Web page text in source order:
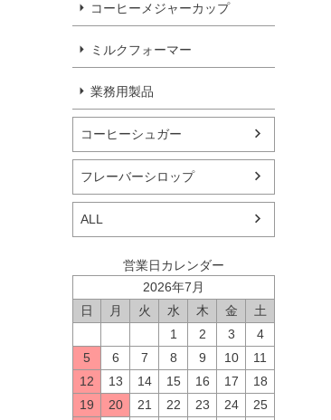
コーヒーメジャーカップ
ミルクフォーマー
業務用製品
コーヒーシュガー
フレーバーシロップ
ALL
営業日カレンダー
2026年7月
日
月 火 水 木 金
土
1
2 3
4
5
6 7 8 9 10
11
12
13 14 15 16 17
18
19
20 21 22 23 24
25